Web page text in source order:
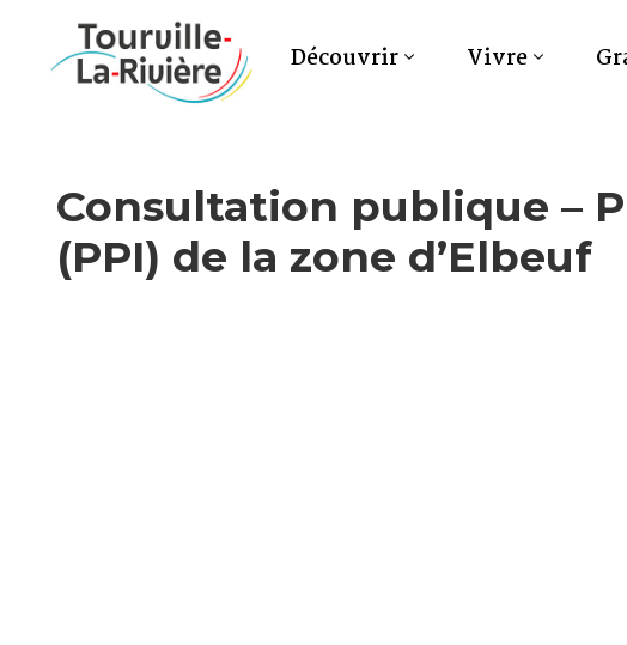
Découvrir Vivre
Consultation publique –
(PPI) de la zone d’Elbeuf